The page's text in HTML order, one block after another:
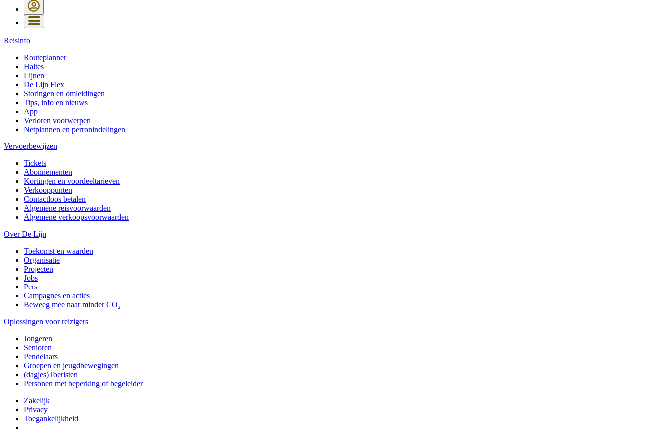
Reisinfo
Routeplanner
Haltes
Lijnen
De Lijn Flex
Storingen en omleidingen
Tips, info en nieuws
App
Verloren voorwerpen
Netplannen en perronindelingen
Vervoerbewijzen
Tickets
Abonnementen
Kortingen en voordeeltarieven
Verkooppunten
Contactloos betalen
Algemene reisvoorwaarden
Algemene verkoopsvoorwaarden
Over De Lijn
Toekomst en waarden
Organisatie
Projecten
Jobs
Pers
Campagnes en acties
Beweeg mee naar minder CO₂
Oplossingen voor reizigers
Jongeren
Senioren
Pendelaars
Groepen en jeugdbewegingen
(dagjes)Toeristen
Personen met beperking of begeleider
Zakelijk
Privacy
Toegankelijkheid